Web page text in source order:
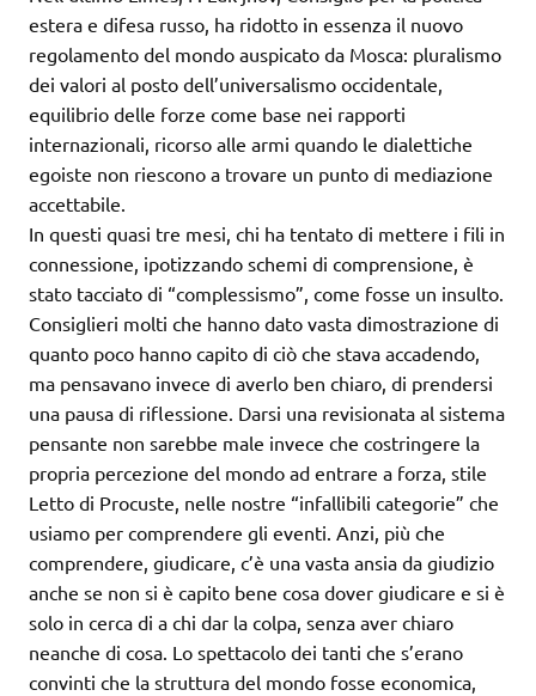
estera e difesa russo, ha ridotto in essenza il nuovo
regolamento del mondo auspicato da Mosca: pluralismo
dei valori al posto dell’universalismo occidentale,
equilibrio delle forze come base nei rapporti
internazionali, ricorso alle armi quando le dialettiche
egoiste non riescono a trovare un punto di mediazione
accettabile.
In questi quasi tre mesi, chi ha tentato di mettere i fili in
connessione, ipotizzando schemi di comprensione, è
stato tacciato di “complessismo”, come fosse un insulto.
Consiglieri molti che hanno dato vasta dimostrazione di
quanto poco hanno capito di ciò che stava accadendo,
ma pensavano invece di averlo ben chiaro, di prendersi
una pausa di riflessione. Darsi una revisionata al sistema
pensante non sarebbe male invece che costringere la
propria percezione del mondo ad entrare a forza, stile
Letto di Procuste, nelle nostre “infallibili categorie” che
usiamo per comprendere gli eventi. Anzi, più che
comprendere, giudicare, c’è una vasta ansia da giudizio
anche se non si è capito bene cosa dover giudicare e si è
solo in cerca di a chi dar la colpa, senza aver chiaro
neanche di cosa. Lo spettacolo dei tanti che s’erano
convinti che la struttura del mondo fosse economica,